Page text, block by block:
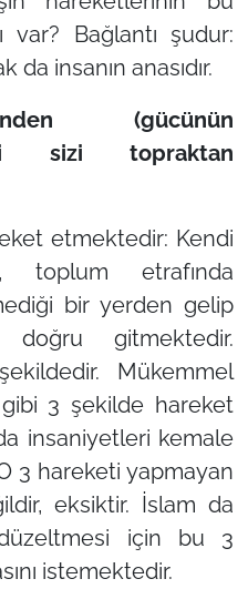
var? Bağlantı şudur:
da insanın anasıdır.
(gücünün
sizi topraktan
etmektedir: Kendi
toplum etrafında
bir yerden gelip
gitmektedir.
Mükemmel
3 şekilde hareket
insaniyetleri kemale
3 hareketi yapmayan
eksiktir. İslam da
düzeltmesi için bu 3
istemektedir.